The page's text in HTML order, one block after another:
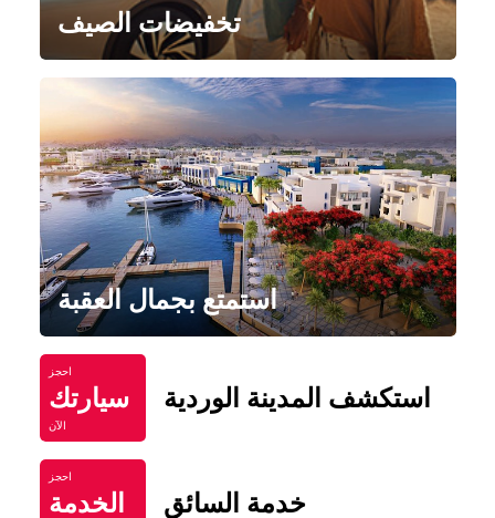
تخفيضات الصيف
استمتع بجمال العقبة
احجز
سيارتك
الآن
استكشف المدينة الوردية
احجز
الخدمة خدمة السائق